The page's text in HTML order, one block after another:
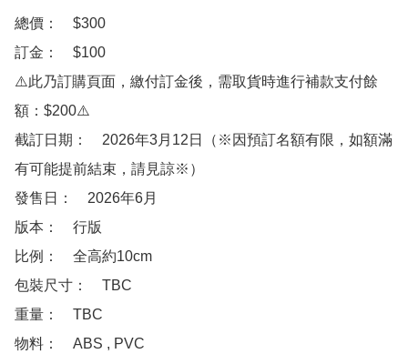
總價：　$300
訂金：　$100
⚠️此乃訂購頁面，繳付訂金後，需取貨時進行補款支付餘
額：$200⚠️
截訂日期：　2026年3月12日（※因預訂名額有限，如額滿
有可能提前結束，請見諒※）
發售日：　2026年6月
版本：　行版
比例：　全高約10cm
包裝尺寸：　TBC
重量：　TBC
物料：　ABS , PVC